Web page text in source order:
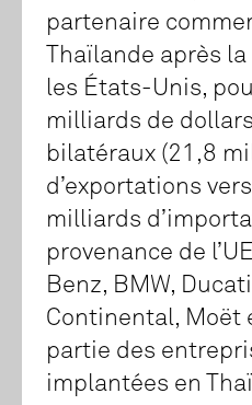
partenaire
Thaïlande après
les États-Unis,
milliards de
bilatéraux (21,8
d’exportations
milliards
provenance de
Benz, BMW,
Continental, Moët
partie des
implantées en